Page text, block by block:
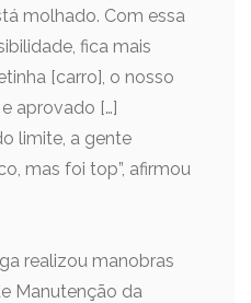
molhado. Com essa
fica mais
[carro], o nosso
aprovado […]
limite, a gente
mas foi top”, afirmou
realizou manobras
Manutenção da